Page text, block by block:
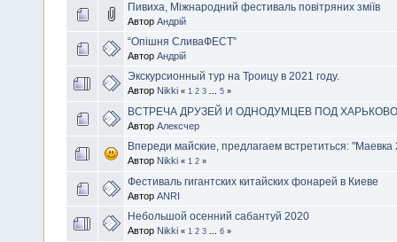
Пивиха, Міжнародний фестиваль повітряних зміїв
Автор Андрій
“Опішня СливаФЕСТ”
Автор Андрій
Экскурсионный тур на Троицу в 2021 году.
Автор Nikki « 1 2 3 ... 5 »
ВСТРЕЧА ДРУЗЕЙ И ОДНОДУМЦЕВ ПОД
Автор Алексчер
Впереди майские, предлагаем встретиться: "Маевка
Автор Nikki « 1 2 »
Фестиваль гигантских китайских фонарей в Киеве
Автор ANRI
Небольшой осенний сабантуй 2020
Автор Nikki « 1 2 3 ... 6 »